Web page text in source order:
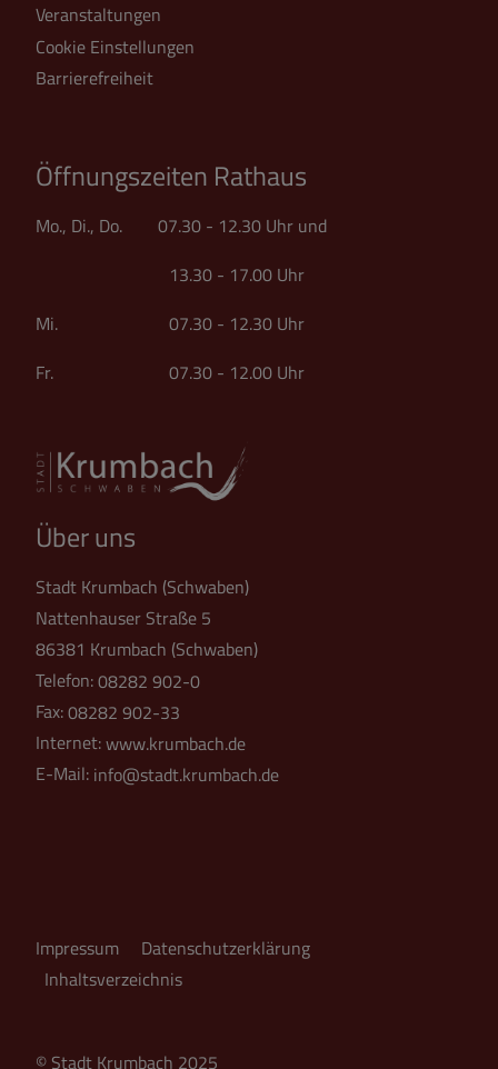
Veranstaltungen
Cookie Einstellungen
Barrierefreiheit
Öffnungszeiten Rathaus
Mo., Di., Do. 07.30 - 12.30 Uhr und
13.30 - 17.00 Uhr
Mi. 07.30 - 12.30 Uhr
Fr. 07.30 - 12.00 Uhr
Über uns
Stadt Krumbach (Schwaben)
Nattenhauser Straße 5
86381 Krumbach (Schwaben)
Telefon:08282 902-0
Fax:08282 902-33
Internet:www.krumbach.de
E-Mail: info@stadt.krumbach.de
Impressum
Datenschutzerklärung
Inhaltsverzeichnis
© Stadt Krumbach 2025